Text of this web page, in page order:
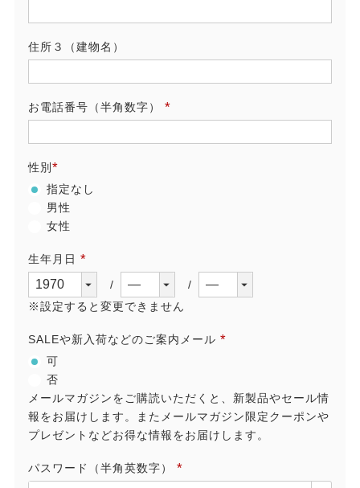
須)
住所３（建物名）
お電話番号（半角数字）
須)
性別
(必
須)
指定なし
男性
女性
生年月日
須)
※設定すると変更できません
SALEや新入荷などのご案内メール
可
否
メールマガジンをご購読いただくと、新製品やセール情
報をお届けします。またメールマガジン限定クーポンや
プレゼントなどお得な情報をお届けします。
パスワード（半角英数字）